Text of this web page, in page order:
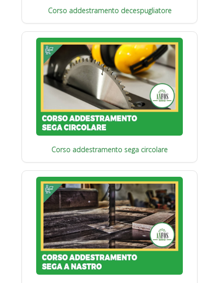
Corso addestramento decespugliatore
Corso addestramento sega circolare